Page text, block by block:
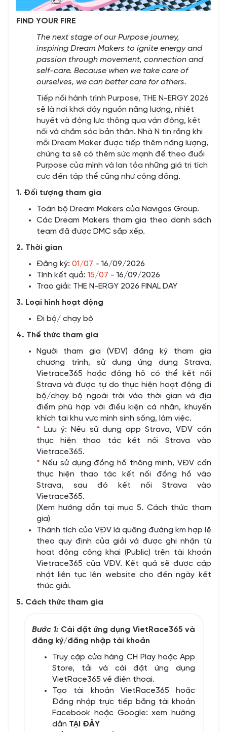
FIND YOUR FIRE
The next stage of our Purpose journey,
inspiring Dream Makers to ignite energy and
passion through movement, connection and
self-care. Because when we take care of
ourselves, we can better care for others.
Tiếp nối hành trình Purpose, THE N-ERGY 2026
sẽ là nơi khơi dậy nguồn năng lượng, nhiệt
huyết và động lực thông qua vận động, kết
nối và chăm sóc bản thân. Nhà N tin rằng khi
mỗi Dream Maker được tiếp thêm năng lượng,
chúng ta sẽ có thêm sức mạnh để theo đuổi
Purpose của mình và lan tỏa những giá trị tích
cực đến tập thể cũng như cộng đồng.
1. Đối tượng tham gia
Toàn bộ Dream Makers của Navigos Group.
Các Dream Makers tham gia theo danh sách
team đã được DMC sắp xếp.
2. Thời gian
Đăng ký: 01/07 - 16/09/2026
Tính kết quả: 15/07 - 16/09/2026
Trao giải: THE N-ERGY 2026 FINAL DAY
3. Loại hình hoạt động
Đi bộ/ chạy bộ
4. Thể thức tham gia
Người tham gia (VĐV) đăng ký tham gia
chương trình, sử dụng ứng dụng Strava,
Vietrace365 hoặc đồng hồ có thể kết nối
Strava và được tự do thực hiện hoạt động đi
bộ/chạy bộ ngoài trời vào thời gian và địa
điểm phù hợp với điều kiện cá nhân, khuyến
khích tại khu vực mình sinh sống, làm việc.
* Lưu ý: Nếu sử dụng app Strava, VĐV cần
thực hiện thao tác kết nối Strava vào
Vietrace365.
* Nếu sử dụng đồng hồ thông minh, VĐV cần
thực hiện thao tác kết nối đồng hồ vào
Strava, sau đó kết nối Strava vào
Vietrace365.
(Xem hướng dẫn tại mục 5. Cách thức tham
gia)
Thành tích của VĐV là quãng đường km hợp lệ
theo quy định của giải và được ghi nhận từ
hoạt động công khai (Public) trên tài khoản
Vietrace365 của VĐV. Kết quả sẽ được cập
nhật liên tục lên website cho đến ngày kết
thúc giải.
5. Cách thức tham gia
Bước 1: Cài đặt ứng dụng VietRace365 và
đăng ký/đăng nhập tài khoản
Truy cập cửa hàng CH Play hoặc App
Store, tải và cài đặt ứng dụng
VietRace365 về điện thoại.
Tạo tài khoản VietRace365 hoặc
Đăng nhập trực tiếp bằng tài khoản
Facebook hoặc Google: xem hướng
dẫn TẠI ĐÂY